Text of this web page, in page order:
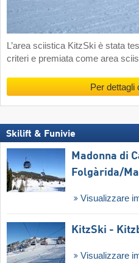
L’area sciistica KitzSki è stata
criteri e premiata come area
Per dettagli
Skilift & Funivie
Madonna di
Folgàrida/​
Visualizzare
KitzSki -
Visualizzare